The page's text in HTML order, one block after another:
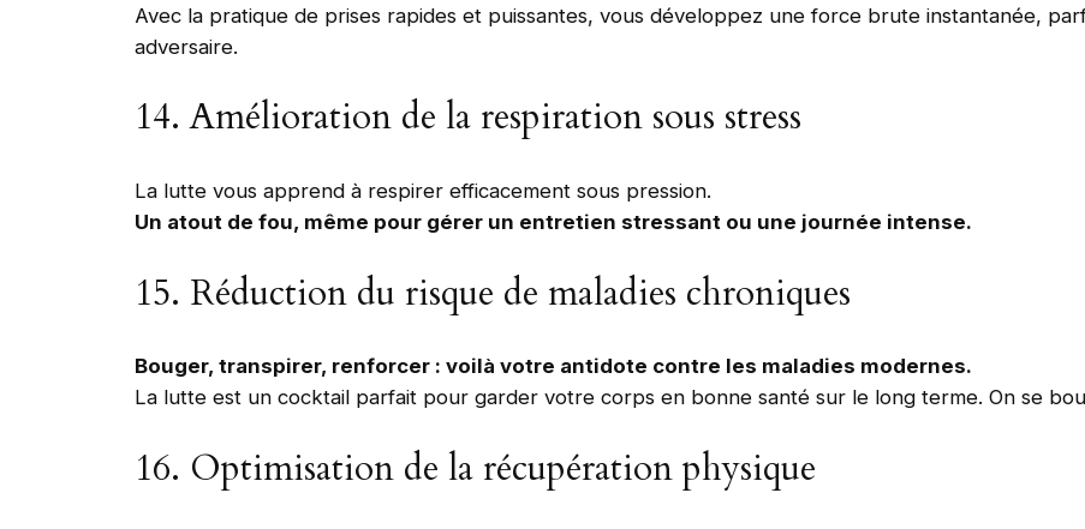
Avec la pratique de prises rapides et puissantes, vous développez une force brute instantanée,
adversaire.
14. Amélioration de la respiration sous stress
La lutte vous apprend à respirer efficacement sous pression.
Un atout de fou, même pour gérer un entretien stressant ou une journée intense.
15. Réduction du risque de maladies chroniques
Bouger, transpirer, renforcer : voilà votre antidote contre les maladies modernes.
La lutte est un cocktail parfait pour garder votre corps en bonne santé sur le long terme. On se
16. Optimisation de la récupération physique